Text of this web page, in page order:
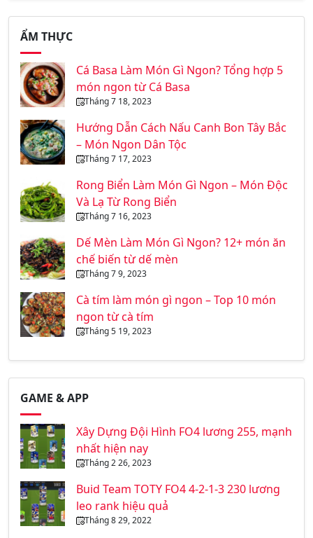
ẨM THỰC
Cá Basa Làm Món Gì Ngon? Tổng hợp 5
món ngon từ Cá Basa
Tháng 7 18, 2023
Hướng Dẫn Cách Nấu Canh Bon Tây Bắc
– Món Ngon Dân Tộc
Tháng 7 17, 2023
Rong Biển Làm Món Gì Ngon – Món Độc
Và Lạ Từ Rong Biển
Tháng 7 16, 2023
Dế Mèn Làm Món Gì Ngon? 12+ món ăn
chế biến từ dế mèn
Tháng 7 9, 2023
Cà tím làm món gì ngon – Top 10 món
ngon từ cà tím
Tháng 5 19, 2023
GAME & APP
Xây Dựng Đội Hình FO4 lương 255, mạnh
nhất hiện nay
Tháng 2 26, 2023
Buid Team TOTY FO4 4-2-1-3 230 lương
leo rank hiệu quả
Tháng 8 29, 2022